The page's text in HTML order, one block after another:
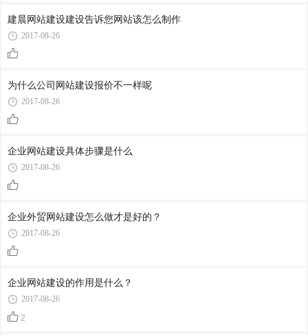
建晨网站建设建设告诉您网站该怎么制作
2017-08-26
为什么公司网站建设报价不一样呢
2017-08-26
企业网站建设具体步骤是什么
2017-08-26
企业外贸网站建设怎么做才是好的？
2017-08-26
企业网站建设的作用是什么？
2017-08-26
2